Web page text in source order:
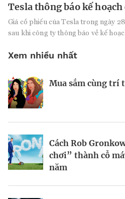
Tesla thông báo kế
Giá cổ phiếu của Tesla trong ngày
sau khi công ty thông báo về kế
Xem nhiều nhất
Mua sắm cùng trí
Cách Rob
chơi” thành cỗ
năm
Nhà sáng lập 25
Thợ săn khoản vay
Kiểm soát bất ổn
BRANDCONNECT | Brand
Champagne hàng
mùa lễ hội